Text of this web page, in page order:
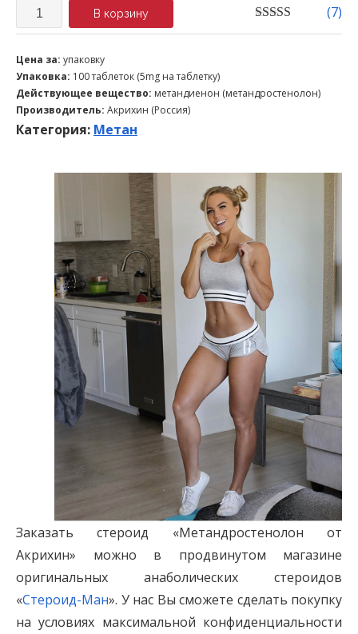
Количество В корзину
5.00out of 5
(7)
Цена за: упаковку
Упаковка: 100 таблеток (5mg на таблетку)
Действующее вещество: метандиенон (метандростенолон)
Производитель: Акрихин (Россия)
Категория: Метан
Заказать стероид «Метандростенолон от
Акрихин» можно в продвинутом магазине
оригинальных анаболических стероидов
«Стероид-Ман». У нас Вы сможете сделать покупку
на условиях максимальной конфиденциальности